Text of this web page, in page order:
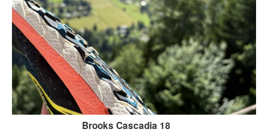
Brooks Cascadia 18